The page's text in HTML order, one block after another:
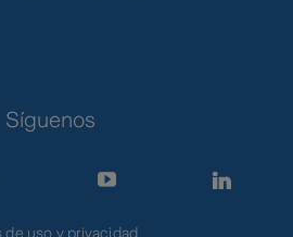
Síguenos
de uso y privacidad